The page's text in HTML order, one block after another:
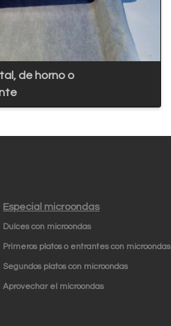
de horno o
Especial microondas
Dulces con microondas
Primeros platos o entrantes con microondas
Segundos platos con microondas
Aprovechar el microondas